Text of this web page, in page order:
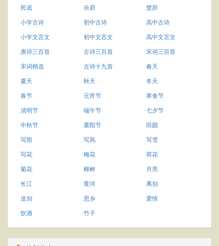
民谣
乐府
楚辞
小学古诗
初中古诗
高中古诗
小学文言文
初中文言文
高中文言文
唐诗三百首
古诗三百首
宋词三百首
宋词精选
古诗十九首
春天
夏天
秋天
冬天
春节
元宵节
寒食节
清明节
端午节
七夕节
中秋节
重阳节
田园
写雨
写风
写雪
写花
梅花
荷花
菊花
柳树
月亮
长江
黄河
离别
送别
思乡
爱情
饮酒
竹子